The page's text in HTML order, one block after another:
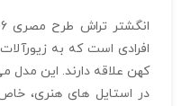
افرادی است که به
کهن علاقه دارند. این
در استایل‌ های هنری،